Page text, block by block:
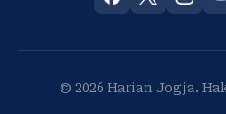
© 2026 Harian Jogja.